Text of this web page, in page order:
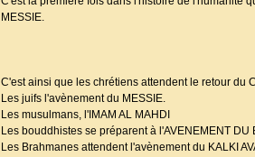
MESSIE.
C'est ainsi que les chrétiens attendent le retour du
Les juifs l'avènement du MESSIE.
Les musulmans, l'IMAM AL MAHDI
Les bouddhistes se préparent à l'AVENEMENT DU
Les Brahmanes attendent l'avènement du KALKI